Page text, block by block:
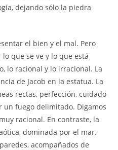
dejando sólo la piedra
el bien y el mal. Pero
que se ve y lo que está
lo racional y lo irracional. La
de Jacob en la estatua. La
rectas, perfección, cuidado
un fuego delimitado. Digamos
racional. En contraste, la
dominada por el mar.
acompañados de